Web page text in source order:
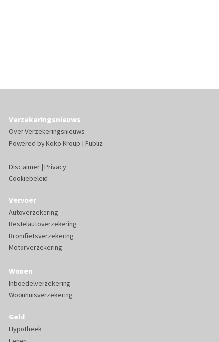
Verzekeringsnieuws
Over Verzekeringsnieuws
Powered byKoko Kroup | Publiz
Disclaimer| Privacy
Cookiebeleid
Vervoer
Autoverzekering
Bestelautoverzekering
Bromfietsverzekering
Motorverzekering
Wonen
Inboedelverzekering
Woonhuisverzekering
Geld
Hypotheek